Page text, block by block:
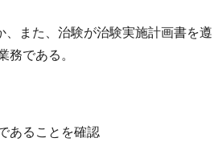
また、治験が治験実施計画書を遵
務である。
あることを確認